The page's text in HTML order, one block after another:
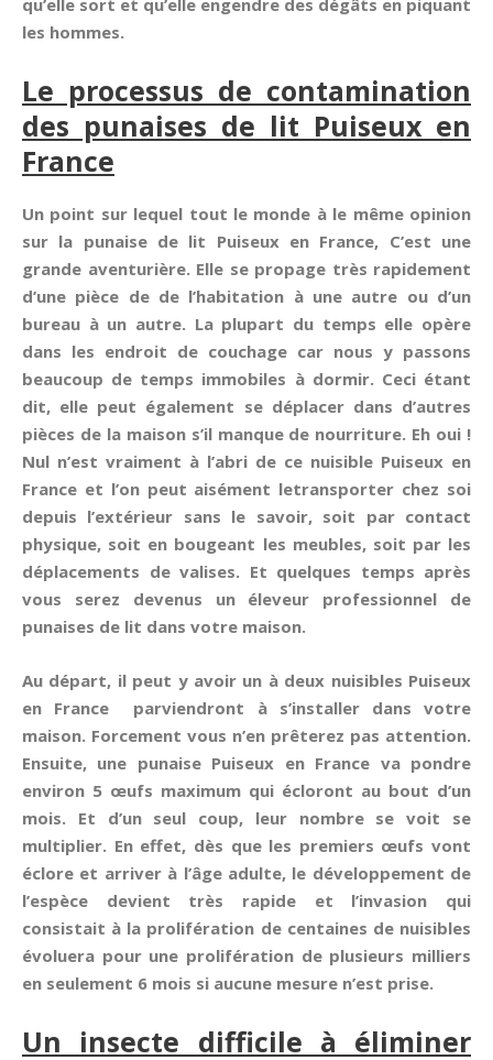
qu’elle sort et qu’elle engendre des dégâts en piquant
les hommes.
Le processus de contamination
des punaises de lit Puiseux en
France
Un point sur lequel tout le monde à le même opinion
sur la punaise de lit Puiseux en France, C’est une
grande aventurière. Elle se propage très rapidement
d’une pièce de de l’habitation à une autre ou d’un
bureau à un autre. La plupart du temps elle opère
dans les endroit de couchage car nous y passons
beaucoup de temps immobiles à dormir. Ceci étant
dit, elle peut également se déplacer dans d’autres
pièces de la maison s’il manque de nourriture. Eh oui !
Nul n’est vraiment à l’abri de ce nuisible Puiseux en
France et l’on peut aisément letransporter chez soi
depuis l’extérieur sans le savoir, soit par contact
physique, soit en bougeant les meubles, soit par les
déplacements de valises. Et quelques temps après
vous serez devenus un éleveur professionnel de
punaises de lit dans votre maison.
Au départ, il peut y avoir un à deux nuisibles Puiseux
en France parviendront à s’installer dans votre
maison. Forcement vous n’en prêterez pas attention.
Ensuite, une punaise Puiseux en France va pondre
environ 5 œufs maximum qui écloront au bout d’un
mois. Et d’un seul coup, leur nombre se voit se
multiplier. En effet, dès que les premiers œufs vont
éclore et arriver à l’âge adulte, le développement de
l’espèce devient très rapide et l’invasion qui
consistait à la prolifération de centaines de nuisibles
évoluera pour une prolifération de plusieurs milliers
en seulement 6 mois si aucune mesure n’est prise.
Un insecte difficile à éliminer